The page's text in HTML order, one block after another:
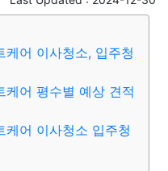
케어 이사청소, 입주청
케어 평수별 예상 견적
케어 이사청소 입주청